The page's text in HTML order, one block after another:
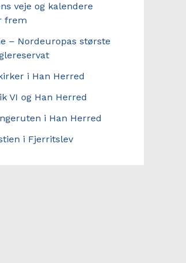
veje og kalendere
frem
– Nordeuropas største
i Han Herred
VI og Han Herred
i Han Herred
i Fjerritslev